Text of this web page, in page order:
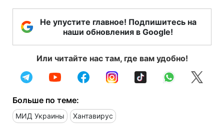
Не упустите главное! Подпишитесь на
наши обновления в Google!
Или читайте нас там, где вам удобно!
Больше по теме:
МИД Украины Хантавирус